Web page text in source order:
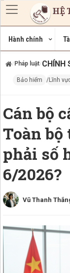
Nhảy đến nội dung
Hành chính
/ Pháp luật/CHÍNH
Bảo hiểm Lĩnh
Cán bộ
Toàn
phải số
6/2026?
Vũ Thanh